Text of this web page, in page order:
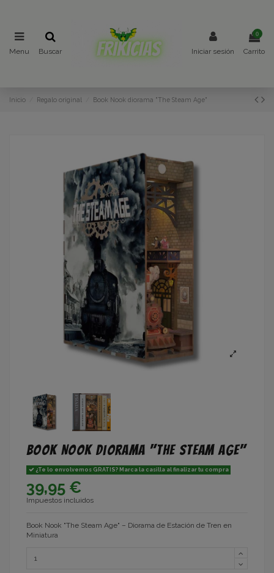
Menu Buscar Iniciar sesión
0
Carrito
Inicio Regalo original Book Nook diorama "The Steam Age"
Book Nook diorama "The Steam Age"
¿Te lo envolvemos GRATIS? Marca la casilla al finalizar tu compra
39,95 €
Impuestos incluidos
Book Nook "The Steam Age" – Diorama de Estación de Tren en
Miniatura